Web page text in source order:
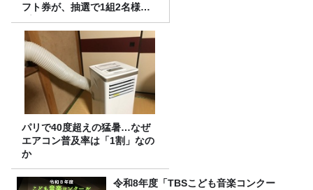
フト券が、抽選で1組2名様に
プレゼント！
パリで40度超えの猛暑…なぜ
エアコン普及率は「1割」なの
か
令和8年度「TBSこども音楽コンクー